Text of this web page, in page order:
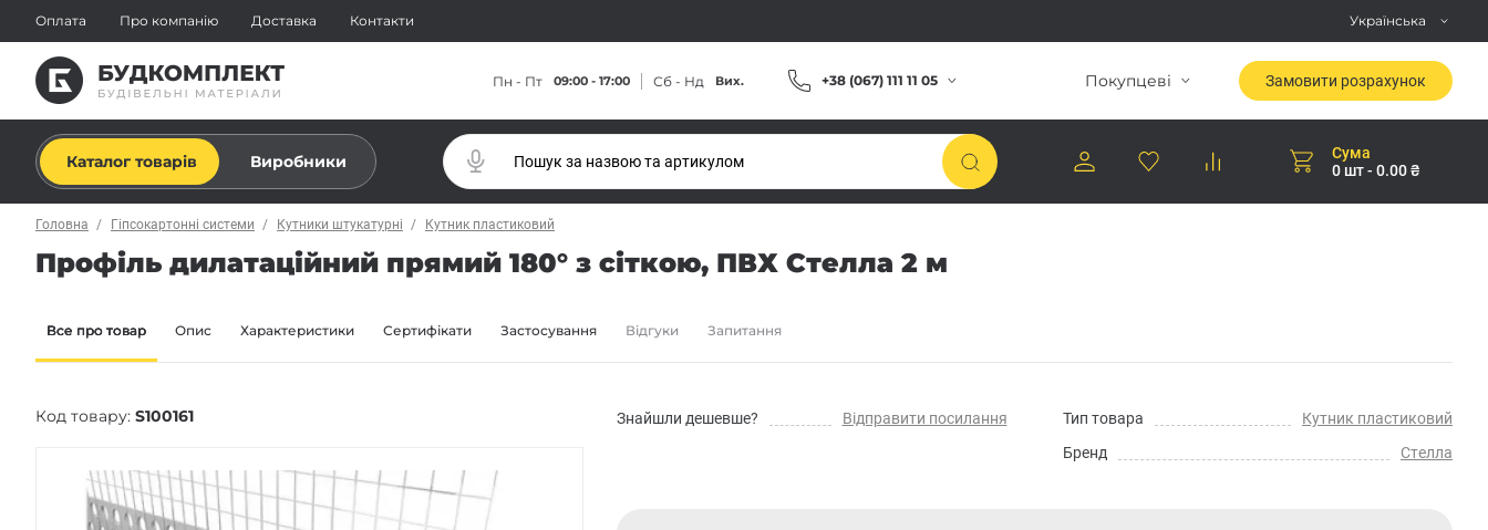
Оплата Про компанію Доставка Контакти Українська
Пн - Пт 09:00 - 17:00 Сб - Нд Вих. +38 (067) 111 11 05 Покупцеві Замовити розрахунок
Каталог товарів Виробники
Сума
0 шт - 0.00 ₴
Головна Гіпсокартонні системи Кутники штукатурні Кутник пластиковий
Профіль дилатаційний прямий 180° з сіткою, ПВХ Стелла 2 м
Все про товар Опис Характеристики Сертифікати Застосування Відгуки Запитання
Код товару: S100161 Знайшли дешевше? Відправити посилання Тип товара
Кутник пластиковий
Бренд
Стелла